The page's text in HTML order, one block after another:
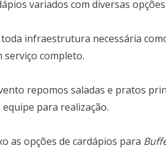
variados com diversas
toda infraestrutura necessária
serviço completo.
repomos saladas e pratos
para realização.
as opções de cardápios para